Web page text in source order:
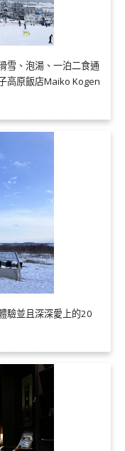
雪、泡湯、一泊二食通
高原飯店Maiko Kogen
驗並且深深愛上的20